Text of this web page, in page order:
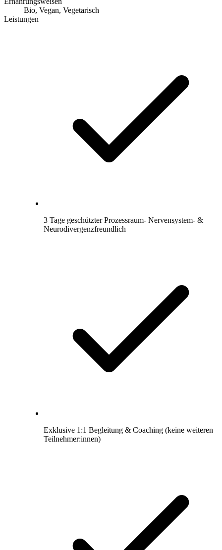
Bio, Vegan, Vegetarisch
Leistungen
3 Tage geschützter Prozessraum- Nervensystem- &
Neurodivergenzfreundlich
Exklusive 1:1 Begleitung & Coaching (keine weiteren
Teilnehmer:innen)